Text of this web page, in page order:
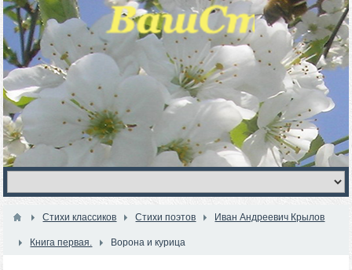
Стихи классиков Стихи поэтов Иван Андреевич Крылов
Книга первая. Ворона и курица